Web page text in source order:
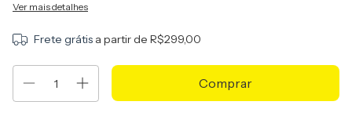
Ver mais detalhes
Frete grátis a partir de R$299,00